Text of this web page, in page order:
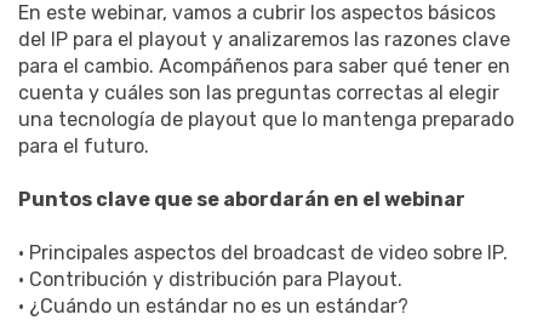
En este webinar, vamos a cubrir los aspectos básicos
del IP para el playout y analizaremos las razones clave
para el cambio. Acompáñenos para saber qué tener en
cuenta y cuáles son las preguntas correctas al elegir
una tecnología de playout que lo mantenga preparado
para el futuro.
Puntos clave que se abordarán en el webinar
• Principales aspectos del broadcast de video sobre IP.
• Contribución y distribución para Playout.
• ¿Cuándo un estándar no es un estándar?